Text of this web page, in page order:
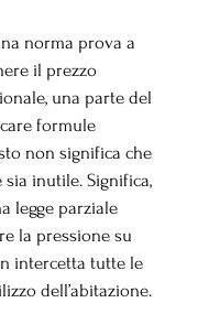
norma prova a
il prezzo
una parte del
formule
non significa che
inutile. Significa,
legge parziale
la pressione su
intercetta tutte le
dell’abitazione.